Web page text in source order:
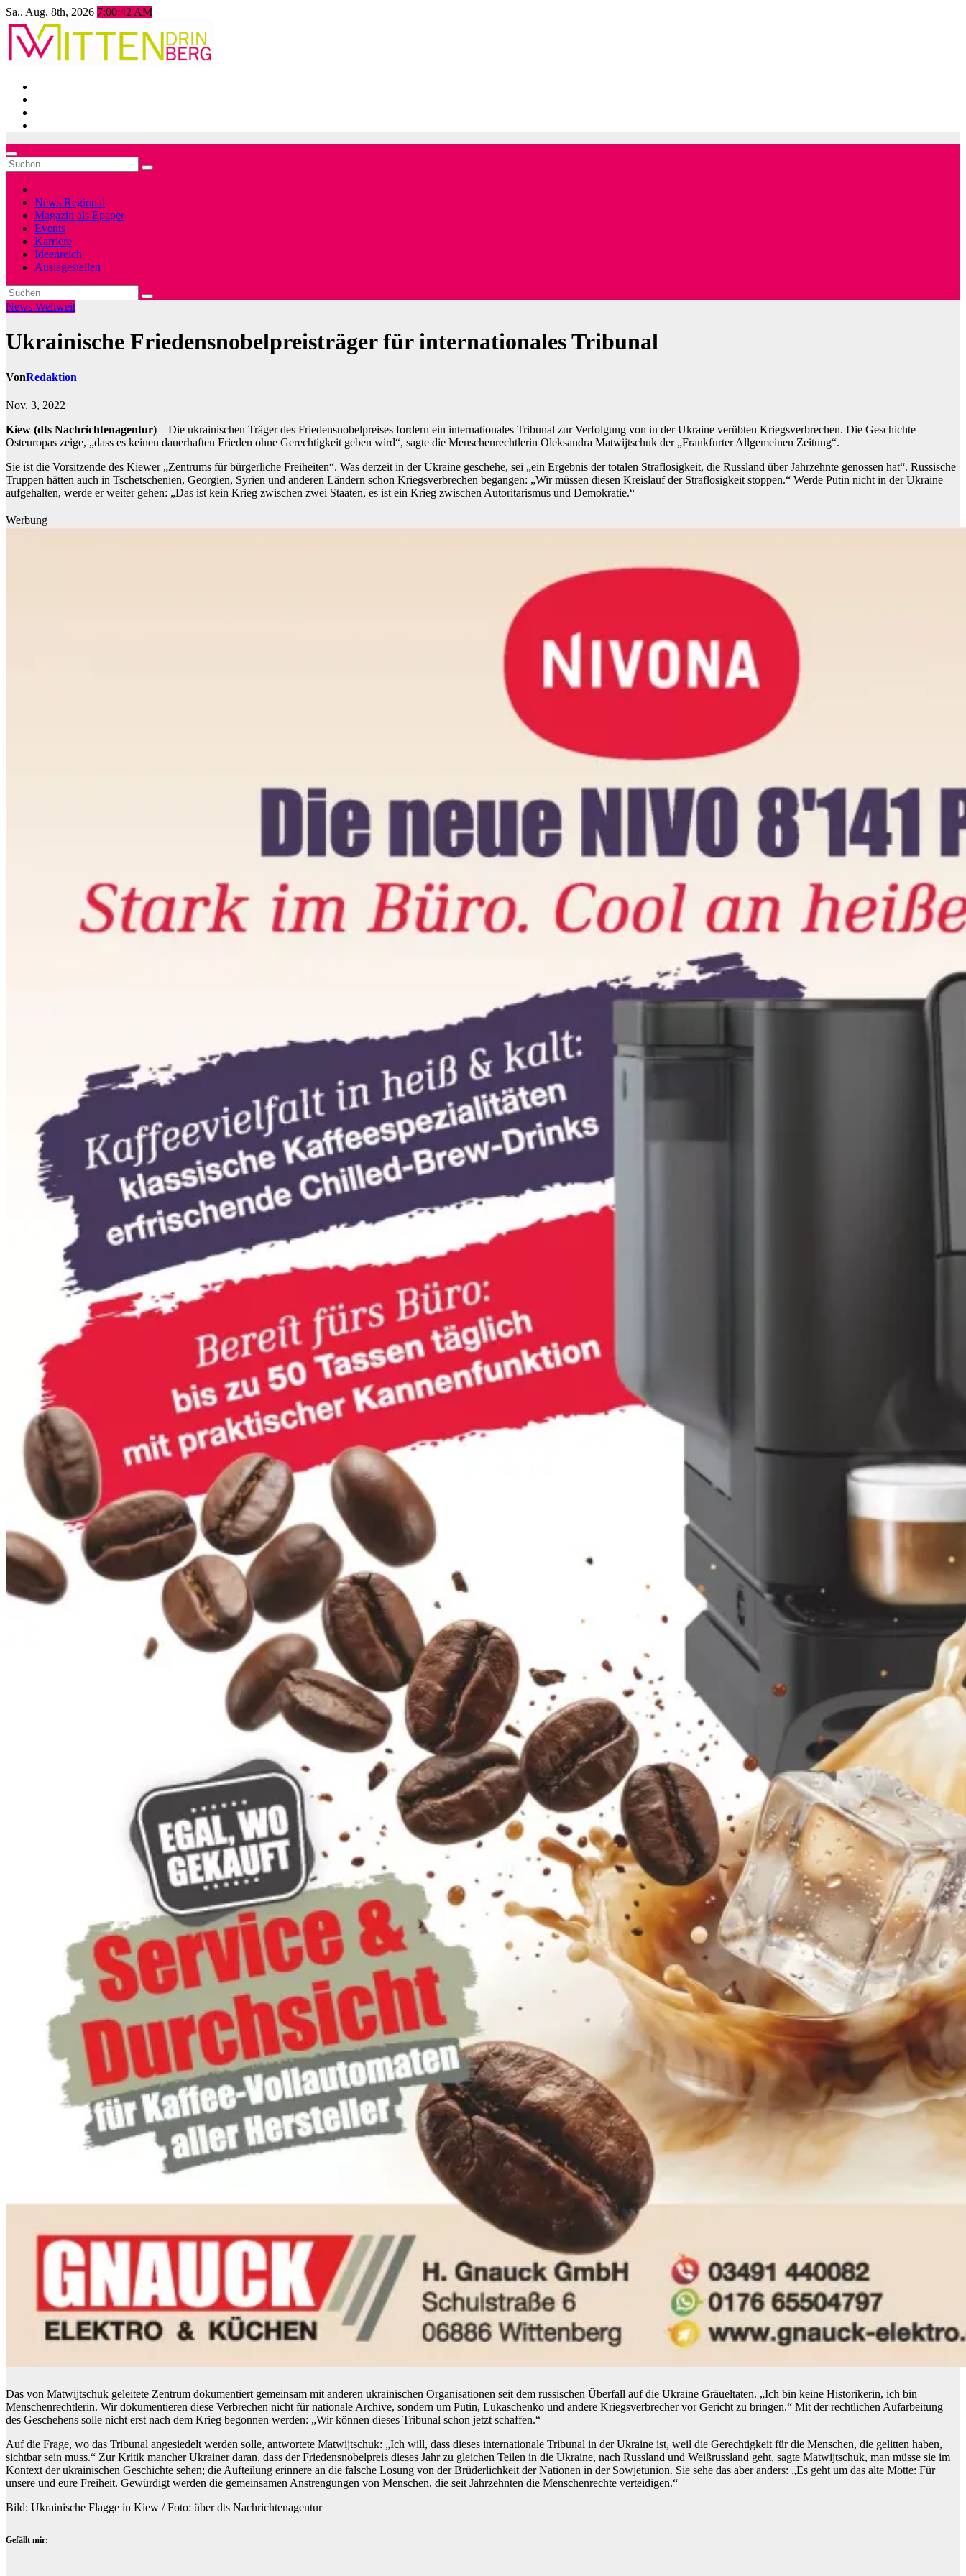
Zum
Inhalt
springen
Sa.. Aug. 8th, 2026 7:00:44 AM
News Regional
Magazin als Epaper
Events
Karriere
Ideenreich
Auslagestellen
News Weltweit
Ukrainische Friedensnobelpreisträger für internationales Tribunal
VonRedaktion
Nov. 3, 2022
Kiew (dts Nachrichtenagentur) – Die ukrainischen Träger des Friedensnobelpreises fordern ein internationales Tribunal zur Verfolgung von in der Ukraine verübten Kriegsverbrechen. Die Geschichte
Osteuropas zeige, „dass es keinen dauerhaften Frieden ohne Gerechtigkeit geben wird“, sagte die Menschenrechtlerin Oleksandra Matwijtschuk der „Frankfurter Allgemeinen Zeitung“.
Sie ist die Vorsitzende des Kiewer „Zentrums für bürgerliche Freiheiten“. Was derzeit in der Ukraine geschehe, sei „ein Ergebnis der totalen Straflosigkeit, die Russland über Jahrzehnte genossen hat“. Russische
Truppen hätten auch in Tschetschenien, Georgien, Syrien und anderen Ländern schon Kriegsverbrechen begangen: „Wir müssen diesen Kreislauf der Straflosigkeit stoppen.“ Werde Putin nicht in der Ukraine
aufgehalten, werde er weiter gehen: „Das ist kein Krieg zwischen zwei Staaten, es ist ein Krieg zwischen Autoritarismus und Demokratie.“
Werbung
Das von Matwijtschuk geleitete Zentrum dokumentiert gemeinsam mit anderen ukrainischen Organisationen seit dem russischen Überfall auf die Ukraine Gräueltaten. „Ich bin keine Historikerin, ich bin
Menschenrechtlerin. Wir dokumentieren diese Verbrechen nicht für nationale Archive, sondern um Putin, Lukaschenko und andere Kriegsverbrecher vor Gericht zu bringen.“ Mit der rechtlichen Aufarbeitung
des Geschehens solle nicht erst nach dem Krieg begonnen werden: „Wir können dieses Tribunal schon jetzt schaffen.“
Auf die Frage, wo das Tribunal angesiedelt werden solle, antwortete Matwijtschuk: „Ich will, dass dieses internationale Tribunal in der Ukraine ist, weil die Gerechtigkeit für die Menschen, die gelitten haben,
sichtbar sein muss.“ Zur Kritik mancher Ukrainer daran, dass der Friedensnobelpreis dieses Jahr zu gleichen Teilen in die Ukraine, nach Russland und Weißrussland geht, sagte Matwijtschuk, man müsse sie im
Kontext der ukrainischen Geschichte sehen; die Aufteilung erinnere an die falsche Losung von der Brüderlichkeit der Nationen in der Sowjetunion. Sie sehe das aber anders: „Es geht um das alte Motte: Für
unsere und eure Freiheit. Gewürdigt werden die gemeinsamen Anstrengungen von Menschen, die seit Jahrzehnten die Menschenrechte verteidigen.“
Bild: Ukrainische Flagge in Kiew / Foto: über dts Nachrichtenagentur
Gefällt mir: